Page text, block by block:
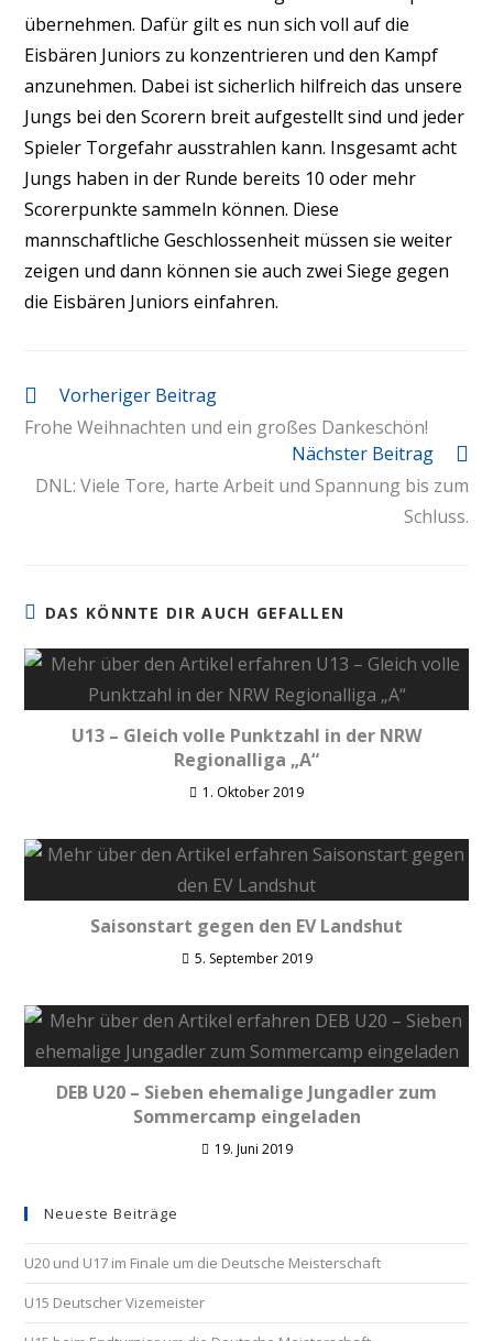
übernehmen. Dafür gilt es nun sich voll auf die
Eisbären Juniors zu konzentrieren und den Kampf
anzunehmen. Dabei ist sicherlich hilfreich das unsere
Jungs bei den Scorern breit aufgestellt sind und jeder
Spieler Torgefahr ausstrahlen kann. Insgesamt acht
Jungs haben in der Runde bereits 10 oder mehr
Scorerpunkte sammeln können. Diese
mannschaftliche Geschlossenheit müssen sie weiter
zeigen und dann können sie auch zwei Siege gegen
die Eisbären Juniors einfahren.
Vorheriger Beitrag
Frohe Weihnachten und ein großes Dankeschön!
Nächster Beitrag
DNL: Viele Tore, harte Arbeit und Spannung bis zum
Schluss.
DAS KÖNNTE DIR AUCH GEFALLEN
U13 – Gleich volle Punktzahl in der NRW
Regionalliga „A“
1. Oktober 2019
Saisonstart gegen den EV Landshut
5. September 2019
DEB U20 – Sieben ehemalige Jungadler zum
Sommercamp eingeladen
19. Juni 2019
Neueste Beiträge
U20 und U17 im Finale um die Deutsche Meisterschaft
U15 Deutscher Vizemeister